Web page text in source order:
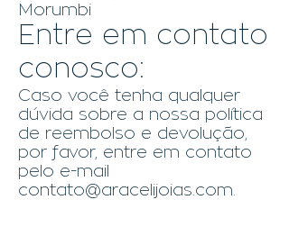
Morumbi
Entre em contato
conosco:
Caso você tenha qualquer
dúvida sobre a nossa política
de reembolso e devolução,
por favor, entre em contato
pelo e-mail
contato@aracelijoias.com